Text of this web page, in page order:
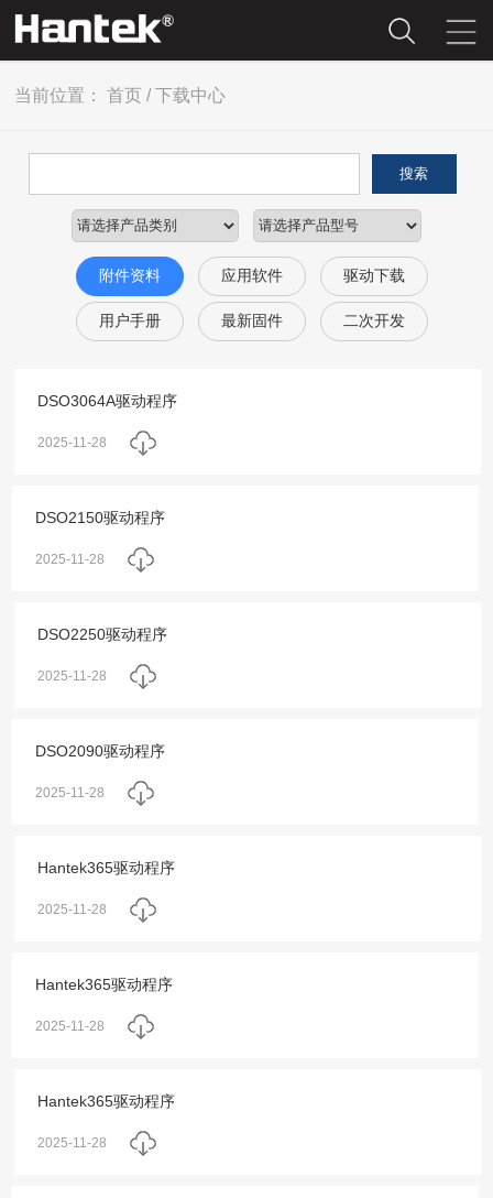
当前位置： 首页 /下载中心
搜索
附件资料 应用软件 驱动下载
用户手册 最新固件 二次开发
DSO3064A驱动程序
2025-11-28
DSO2150驱动程序
2025-11-28
DSO2250驱动程序
2025-11-28
DSO2090驱动程序
2025-11-28
Hantek365驱动程序
2025-11-28
Hantek365驱动程序
2025-11-28
Hantek365驱动程序
2025-11-28